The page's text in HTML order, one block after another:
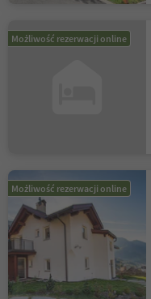
Możliwość rezerwacji online
Możliwość rezerwacji online